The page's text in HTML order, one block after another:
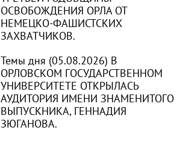
ОСВОБОЖДЕНИЯ ОРЛА ОТ
НЕМЕЦКО-ФАШИСТСКИХ
ЗАХВАТЧИКОВ.
Темы дня (05.08.2026) В
ОРЛОВСКОМ ГОСУДАРСТВЕННОМ
УНИВЕРСИТЕТЕ ОТКРЫЛАСЬ
АУДИТОРИЯ ИМЕНИ ЗНАМЕНИТОГО
ВЫПУСКНИКА, ГЕННАДИЯ
ЗЮГАНОВА.